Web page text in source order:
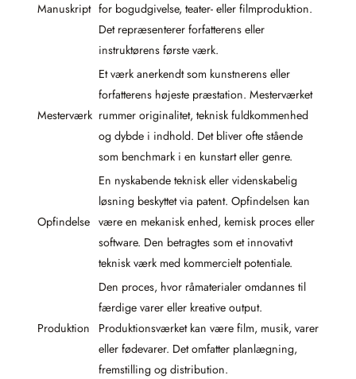
Manuskript for bogudgivelse, teater- eller filmproduktion.
Det repræsenterer forfatterens eller
instruktørens første værk.
Mesterværk
Et værk anerkendt som kunstnerens eller
forfatterens højeste præstation. Mesterværket
rummer originalitet, teknisk fuldkommenhed
og dybde i indhold. Det bliver ofte stående
som benchmark i en kunstart eller genre.
Opfindelse
En nyskabende teknisk eller videnskabelig
løsning beskyttet via patent. Opfindelsen kan
være en mekanisk enhed, kemisk proces eller
software. Den betragtes som et innovativt
teknisk værk med kommercielt potentiale.
Produktion
Den proces, hvor råmaterialer omdannes til
færdige varer eller kreative output.
Produktionsværket kan være film, musik, varer
eller fødevarer. Det omfatter planlægning,
fremstilling og distribution.